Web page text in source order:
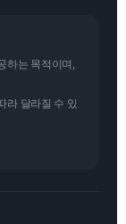
하는 목적이며,
라 달라질 수 있